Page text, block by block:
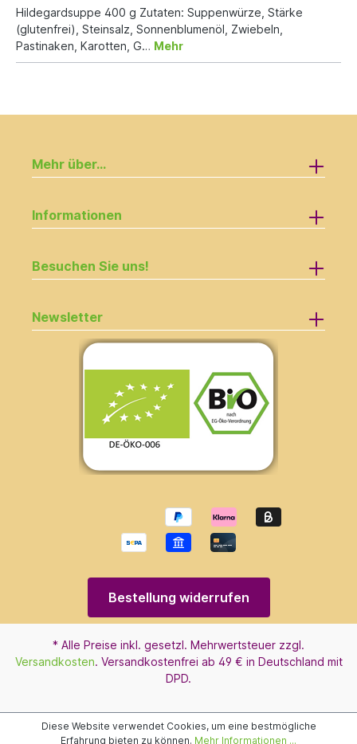
Hildegardsuppe 400 g Zutaten: Suppenwürze, Stärke
(glutenfrei), Steinsalz, Sonnenblumenöl, Zwiebeln,
Pastinaken, Karotten, G… Mehr
Mehr über...
Informationen
Besuchen Sie uns!
Newsletter
Bestellung widerrufen
* Alle Preise inkl. gesetzl. Mehrwertsteuer zzgl.
Versandkosten. Versandkostenfrei ab 49 € in Deutschland mit
DPD.
Diese Website verwendet Cookies, um eine bestmögliche
Erfahrung bieten zu können. Mehr Informationen ...